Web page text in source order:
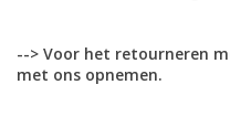
--> Voor het retourneren
met ons opnemen.